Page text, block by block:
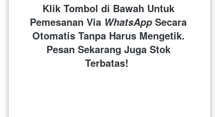
Klik Tombol di Bawah Untuk
Pemesanan Via WhatsApp Secara
Otomatis Tanpa Harus Mengetik.
Pesan Sekarang Juga Stok
Terbatas!